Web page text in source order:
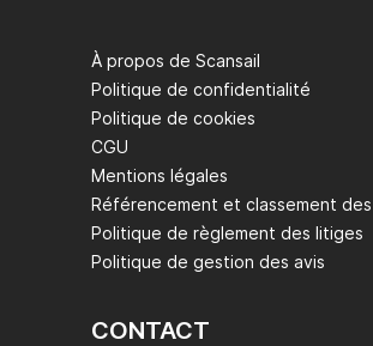
À propos de Scansail
Politique de confidentialité
Politique de cookies
CGU
Mentions légales
Référencement et classement
Politique de règlement des litiges
Politique de gestion des avis
CONTACT